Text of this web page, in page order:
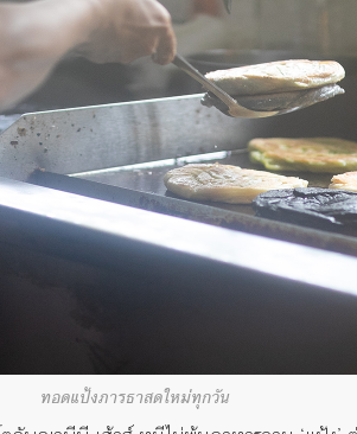
ทอดแป้งภารธาสดใหม่ทุกวัน